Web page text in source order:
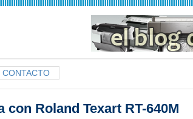
CONTACTO
Roland Texart RT-640M